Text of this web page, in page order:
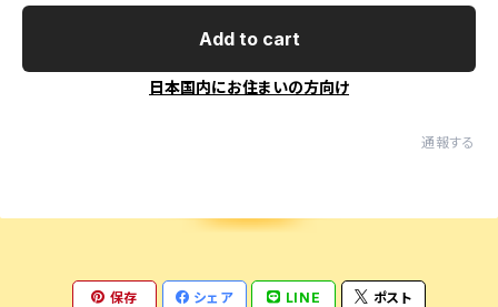
Add to cart
日本国内にお住まいの方向け
通報する
保存 シェア LINE ポスト